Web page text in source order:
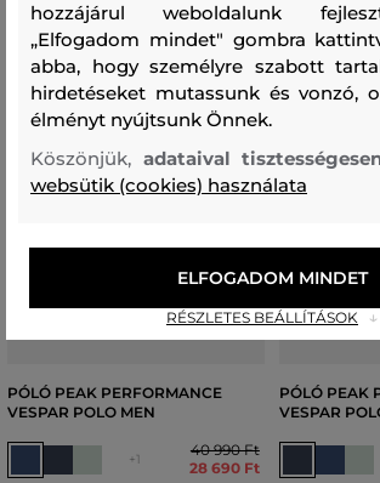
PÓLÓ PEAK PERFORMANCE
VESPAR POLO MEN
+1
40 990 Ft
28 690 Ft
AKCIÓ -30%
PÓLÓ PEAK
VESPAR
hozzájárul weboldalunk
„Elfogadom mindet" gombra
abba, hogy személyre szabott
hirdetéseket mutassunk és vonzó,
élményt nyújtsunk Önnek.
Köszönjük, adataival
websütik (cookies) használata
RÉSZLETES BEÁLLÍTÁSOK
ELFOGADOM MINDET